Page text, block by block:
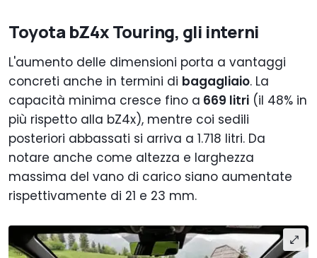
Toyota bZ4x Touring, gli interni
L'aumento delle dimensioni porta a vantaggi
concreti anche in termini di bagagliaio. La
capacità minima cresce fino a 669 litri (il 48% in
più rispetto alla bZ4x), mentre coi sedili
posteriori abbassati si arriva a 1.718 litri. Da
notare anche come altezza e larghezza
massima del vano di carico siano aumentate
rispettivamente di 21 e 23 mm.